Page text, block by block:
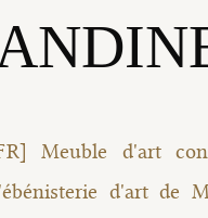
Meuble d'art
d'art de